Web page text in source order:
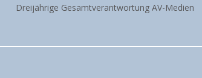
Dreijährige Gesamtverantwortung AV-Medien